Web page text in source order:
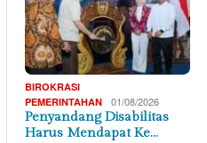
BIROKRASI
PEMERINTAHAN
01/08/2026
Penyandang Disabilitas
Harus Mendapat Ke…